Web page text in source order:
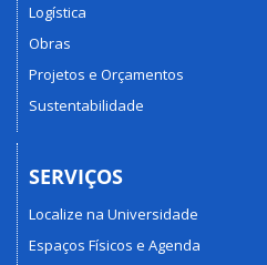
Logística
Obras
Projetos e Orçamentos
Sustentabilidade
SERVIÇOS
Localize na Universidade
Espaços Físicos e Agenda